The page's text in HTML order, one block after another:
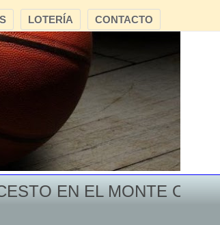
CONTACTO
LOTERÍA
EN EL MONTE OROEL **